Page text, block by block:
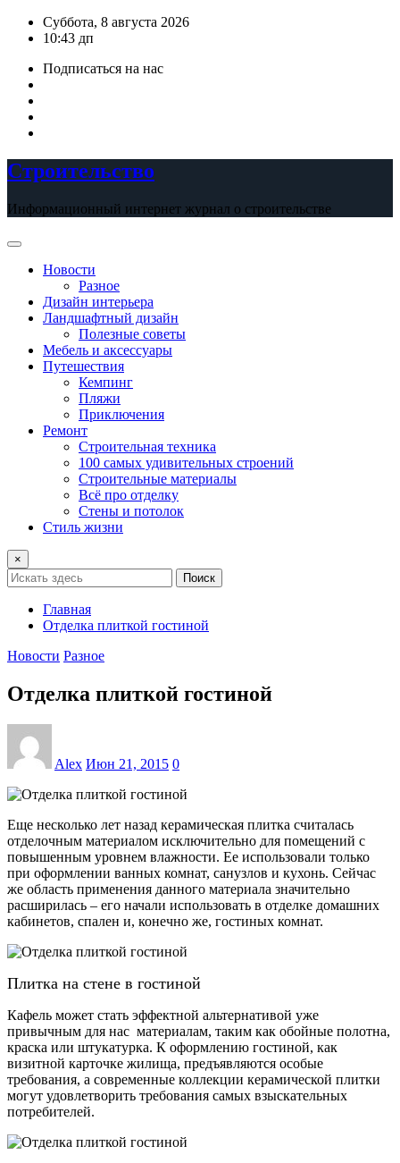
ПерейтиСуббота, 8 августа 2026
10:43 дп
Подписаться на нас
Строительство
Информационный интернет журнал о строительстве
Новости
Разное
Дизайн интерьера
Ландшафтный дизайн
Полезные советы
Мебель и аксессуары
Путешествия
Кемпинг
Пляжи
Приключения
Ремонт
Строительная техника
100 самых удивительных строений
Строительные материалы
Всё про отделку
Стены и потолок
Стиль жизни
×
Поиск
Главная
Отделка плиткой гостиной
Новости Разное
Отделка плиткой гостиной
Alex Июн 21, 2015 0
Еще несколько лет назад керамическая плитка считалась
отделочным материалом исключительно для помещений с
повышенным уровнем влажности. Ее использовали только
при оформлении ванных комнат, санузлов и кухонь. Сейчас
же область применения данного материала значительно
расширилась – его начали использовать в отделке домашних
кабинетов, спален и, конечно же, гостиных комнат.
Плитка на стене в гостиной
Кафель может стать эффектной альтернативой уже
привычным для нас материалам, таким как обойные полотна,
краска или штукатурка. К оформлению гостиной, как
визитной карточке жилища, предъявляются особые
требования, а современные коллекции керамической плитки
могут удовлетворить требования самых взыскательных
потребителей.